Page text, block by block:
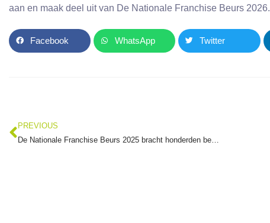
aan en maak deel uit van De Nationale Franchise Beurs 2026.
Facebook WhatsApp Twitter
PREVIOUS